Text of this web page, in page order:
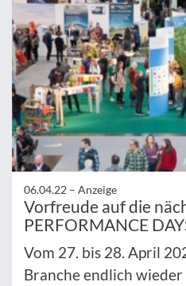
06.04.22 – Anzeige
Vorfreude auf die
PERFORMANCE
Vom 27. bis 28. April
Branche endlich wieder